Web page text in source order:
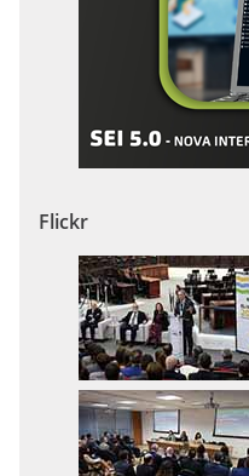
Flickr